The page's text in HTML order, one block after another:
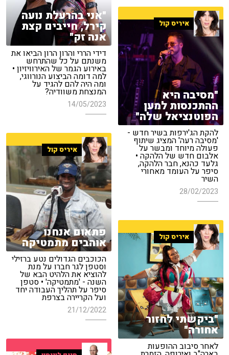
"אני בהרעלת נועה
קירל, חייבים קצת
אנה זק"
דידי הררי והרון הרון הביאו את
משנתם על כל שהתרחש
באירוע הגמר של האירוויזיון •
למה דומה הביצוע הנורווגי,
ומה היה להם להגיד על
המנצחת משוודיה?
14/05/2023
איריס קול
"מסיבה היא
ההתכנסות למען
הפוטנציאל שלה"
להקת הג'ירפות בשיר חדש -
'מסיבה רעה' המציג שיתוף
פעולה מיוחד ומבשר על
אלבום חדש של הלהקה •
גלעד כהנא, חבר הלהקה,
סיפר על העומד מאחורי
השיר
28/02/2023
איריס קול
פתאום אנחנו
אוהבים מתמטיקה
הכוכבים הגדולים נטע ברזילי
וסטפן לגר חברו על מנת
להוציא את הלהיט הבא של
השנה - 'מתמטיקה' • סטפן
סיפר על תהליך העבודה יחד
ועל הקריירה בצרפת
21/12/2022
איריס קול
"ביקשתי לחזור
אחורה"
לאחר סיבוב ההופעות